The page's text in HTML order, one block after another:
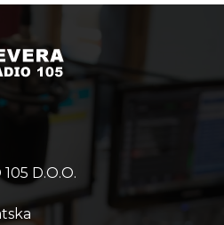
D.O.O.